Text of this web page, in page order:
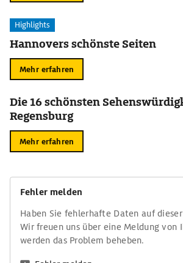
Highlights
Hannovers schönste Seiten
Mehr erfahren
Die 16 schönsten
Regensburg
Mehr erfahren
Fehler melden
Haben Sie fehlerhafte Daten auf
Wir freuen uns über eine Meldung von
werden das Problem beheben.